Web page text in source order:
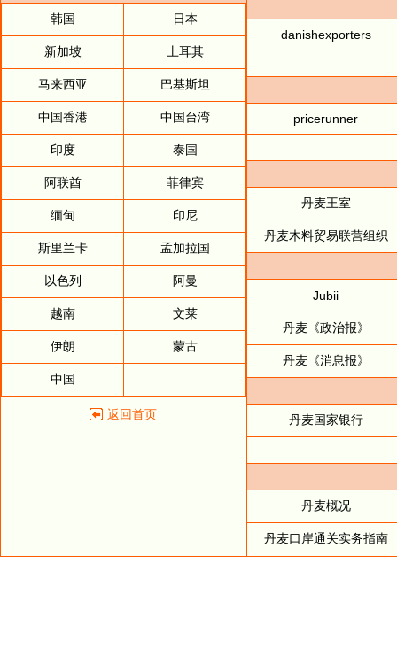
韩国 日本
新加坡 土耳其
马来西亚 巴基斯坦
中国香港 中国台湾
印度 泰国
阿联酋 菲律宾
缅甸 印尼
斯里兰卡 孟加拉国
以色列 阿曼
越南 文莱
伊朗 蒙古
中国
返回首页
danishexporters
pricerunner
丹麦王室
丹麦木料贸易联营组织
Jubii
丹麦《政治报》
丹麦《消息报》
丹麦国家银行
丹麦概况
丹麦口岸通关实务指南